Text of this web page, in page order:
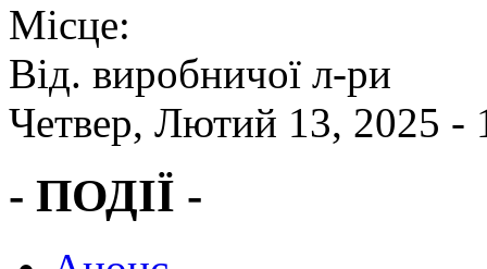
Місце:
Від. виробничої л-ри
Четвер, Лютий 13, 2025 -
- ПОДІЇ -